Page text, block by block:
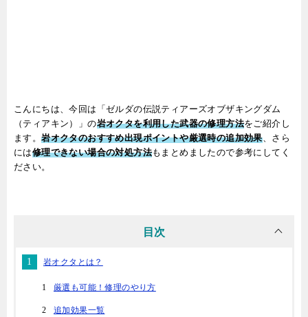
こんにちは、今回は「ゼルダの伝説ティアーズオブザキングダム
（ティアキン）」の岩オクタを利用した武器の修理方法をご紹介し
ます。岩オクタのおすすめ出現ポイントや厳選時の追加効果、さら
には修理できない場合の対処方法もまとめましたので参考にしてく
ださい。
目次
岩オクタとは？
厳選も可能！修理のやり方
追加効果一覧